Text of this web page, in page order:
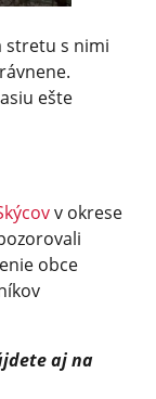
stretu s nimi
ešte
v okrese
obce
aj na